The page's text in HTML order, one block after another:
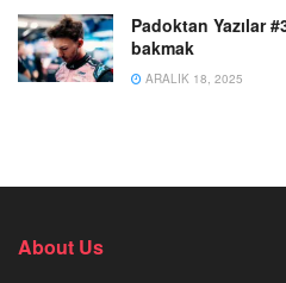
Padoktan Yazılar
bakmak
ARALIK 18, 2025
About Us